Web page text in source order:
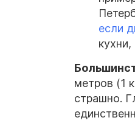
если
метров (1
страшно.